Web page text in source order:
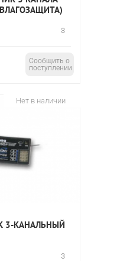
3
Сообщить о
поступлении
Нет в наличии
3-КАНАЛЬНЫЙ
3